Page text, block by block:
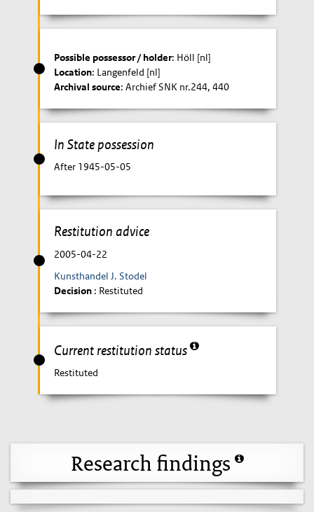
Possible possessor / holder: Höll [nl]
Location: Langenfeld [nl]
Archival source: Archief SNK nr.244, 440
In State possession
After 1945-05-05
Restitution advice
2005-04-22
Kunsthandel J. Stodel
Decision : Restituted
Current restitution status
Restituted
Research findings